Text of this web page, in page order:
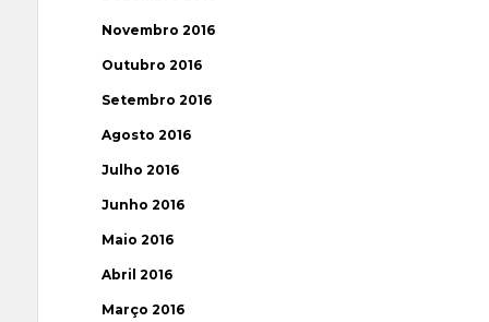
Novembro 2016
Outubro 2016
Setembro 2016
Agosto 2016
Julho 2016
Junho 2016
Maio 2016
Abril 2016
Março 2016